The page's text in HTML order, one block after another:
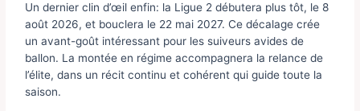
Un dernier clin d’œil enfin: la Ligue 2 débutera plus tôt, le 8
août 2026, et bouclera le 22 mai 2027. Ce décalage crée
un avant-goût intéressant pour les suiveurs avides de
ballon. La montée en régime accompagnera la relance de
l’élite, dans un récit continu et cohérent qui guide toute la
saison.